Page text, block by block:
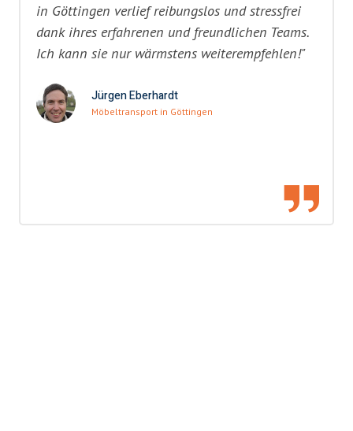
in Göttingen verlief reibungslos und stressfrei
dank ihres erfahrenen und freundlichen Teams.
Ich kann sie nur wärmstens weiterempfehlen!"
Jürgen Eberhardt
Möbeltransport in Göttingen